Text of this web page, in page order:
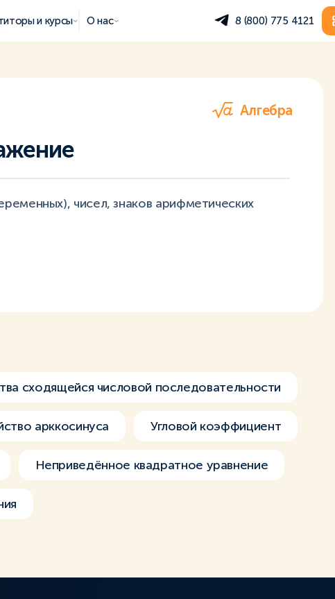
и курсы О нас 8 (800) 775 4121
Алгебра
чисел, знаков арифметических
сходящейся числовой последовательности
арккосинуса Угловой коэффициент
Неприведённое квадратное уравнение